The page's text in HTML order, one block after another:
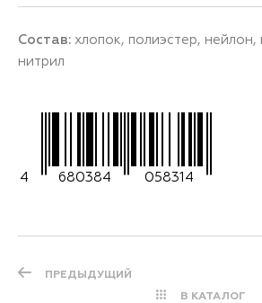
Состав: хлопок, полиэстер, нейлон,
нитрил
4 680384 058314
ПРЕДЫДУЩИЙ
В КАТАЛОГ